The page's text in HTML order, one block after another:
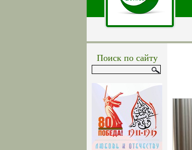
Поиск по сайту